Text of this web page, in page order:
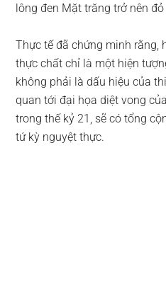
lông đen Mặt trăng trở nên đỏ
Thực tế đã chứng minh rằng,
thực chất chỉ là một hiện
không phải là dấu hiệu của
quan tới đại họa diệt vong
trong thế kỷ 21, sẽ có tổng
tứ kỳ nguyệt thực.